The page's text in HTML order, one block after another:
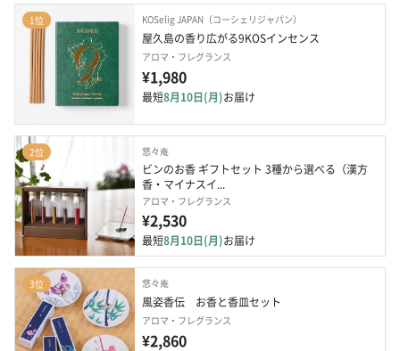
1位 KOSelig JAPAN（コーシェリジャパン）
屋久島の香り広がる9KOSインセンス
アロマ・フレグランス
¥1,980
最短8月10日(月)お届け
2位 悠々庵
ビンのお香 ギフトセット 3種から選べる（漢方
香・マイナスイ...
アロマ・フレグランス
¥2,530
最短8月10日(月)お届け
3位 悠々庵
風姿香伝　お香と香皿セット
アロマ・フレグランス
¥2,860